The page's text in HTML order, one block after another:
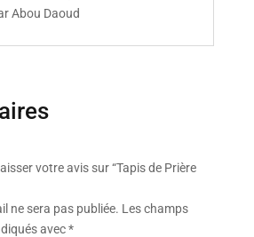
Abou Daoud
votre avis sur “Tapis de Prière
ne sera pas publiée. Les champs
avec*